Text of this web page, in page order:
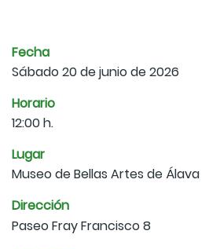
Fecha
Sábado 20 de junio de 2026
Horario
12:00 h.
Lugar
Museo de Bellas Artes de Álava
Dirección
Paseo Fray Francisco 8